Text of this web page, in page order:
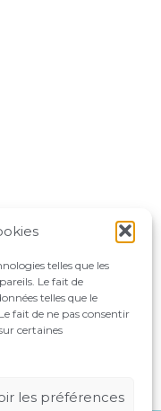
telles que les
Le fait de
telles que le
fait de ne pas consentir
certaines
les préférences